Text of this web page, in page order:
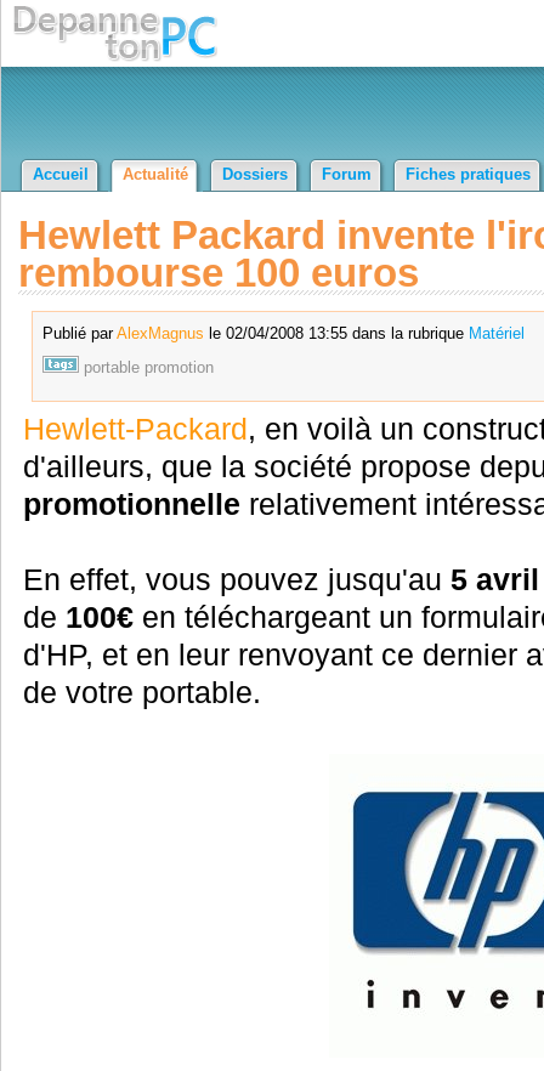
Accueil Actualité Dossiers Forum Fiches pratiques
Hewlett Packard invente
rembourse 100 euros
Publié parAlexMagnus le 02/04/2008 13:55 dans la rubrique Matériel
portable promotion
Hewlett-Packard, en voilà un
d'ailleurs, que la société propose
promotionnelle relativement
En effet, vous pouvez jusqu'au 5 avril
de 100€en téléchargeant un
d'HP, et en leur renvoyant ce dernier
de votre portable.